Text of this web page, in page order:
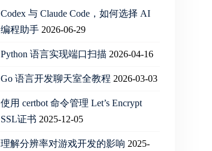
Codex 与 Claude Code，如何选择 AI
编程助手 2026-06-29
Python 语言实现端口扫描 2026-04-16
Go 语言开发聊天室全教程 2026-03-03
使用 certbot 命令管理 Let’s Encrypt
SSL证书 2025-12-05
理解分辨率对游戏开发的影响 2025-